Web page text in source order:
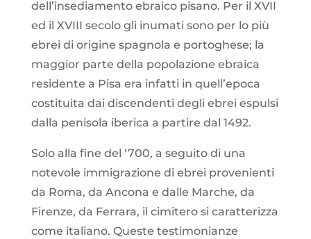
dell’insediamento ebraico pisano. Per il XVII
ed il XVIII secolo gli inumati sono per lo più
ebrei di origine spagnola e portoghese; la
maggior parte della popolazione ebraica
residente a Pisa era infatti in quell’epoca
costituita dai discendenti degli ebrei espulsi
dalla penisola iberica a partire dal 1492.
Solo alla fine del ‘700, a seguito di una
notevole immigrazione di ebrei provenienti
da Roma, da Ancona e dalle Marche, da
Firenze, da Ferrara, il cimitero si caratterizza
come italiano. Queste testimonianze